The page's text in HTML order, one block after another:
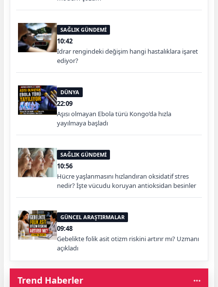
SAĞLIK GÜNDEMİ
10:42
İdrar rengindeki değişim hangi hastalıklara işaret
ediyor?
DÜNYA
22:09
Aşısı olmayan Ebola türü Kongo’da hızla
yayılmaya başladı
SAĞLIK GÜNDEMİ
10:56
Hücre yaşlanmasını hızlandıran oksidatif stres
nedir? İşte vücudu koruyan antioksidan besinler
GÜNCEL ARAŞTIRMALAR
09:48
Gebelikte folik asit otizm riskini artırır mı? Uzmanı
açıkladı
Trend Haberler